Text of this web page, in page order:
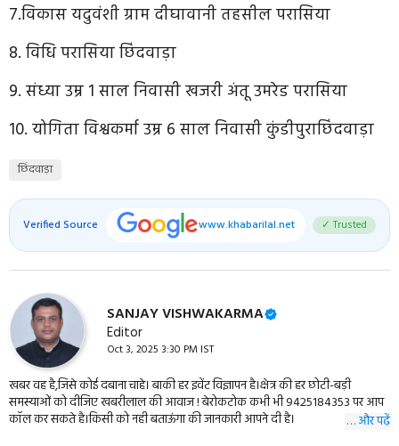
7.विकास यदुवंशी ग्राम दीघावानी तहसील परासिया
8. विधि परासिया छिंदवाड़ा
9. संध्या उम्र 1 साल निवासी खजरी अंतू उमरेड परासिया
10. योगिता विश्वकर्मा उम्र 6 साल निवासी कुंडीपुराछिंदवाड़ा
छिंदवाड़ा
Verified Source www.khabarilal.net ✓ Trusted
SANJAY VISHWAKARMA
Editor
Oct 3, 2025 3:30 PM IST
खबर वह है,जिसे कोई दबाना चाहे। बाकी हर इवेंट विज्ञापन है।क्षेत्र की हर छोटी-बड़ी
समस्याओं को दीजिए खबरीलाल की आवाज ! बेरोकटोक कभी भी 9425184353 पर आप
कॉल कर सकते है।किसी को नही बताऊंगा की जानकारी आपने दी है।
… और पढ़ें